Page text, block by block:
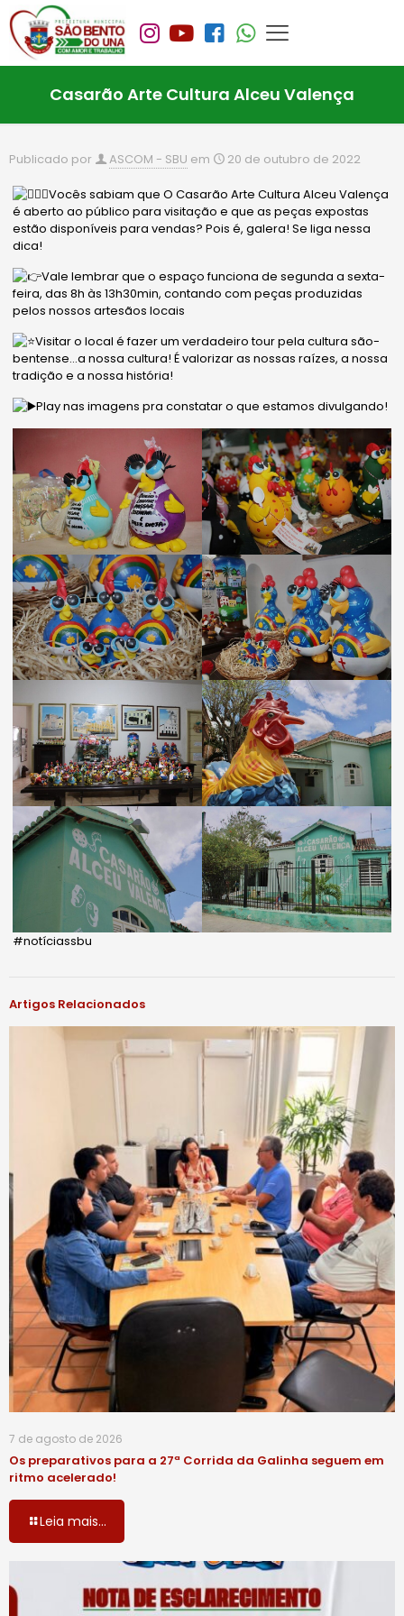
Casarão Arte Cultura Alceu Valença
Publicado por ASCOM - SBU em 20 de outubro de 2022
Vocês sabiam que O Casarão Arte Cultura Alceu Valença
é aberto ao público para visitação e que as peças expostas
estão disponíveis para vendas? Pois é, galera! Se liga nessa
dica!
Vale lembrar que o espaço funciona de segunda a sexta-
feira, das 8h às 13h30min, contando com peças produzidas
pelos nossos artesãos locais
Visitar o local é fazer um verdadeiro tour pela cultura são-
bentense…a nossa cultura! É valorizar as nossas raízes, a nossa
tradição e a nossahistória!
Play nas imagens pra constatar o que estamos divulgando!
#notíciassbu
Artigos Relacionados
7 de agosto de 2026
Os preparativos para a 27ª Corrida da Galinha seguem em
ritmo acelerado!
Leia mais...